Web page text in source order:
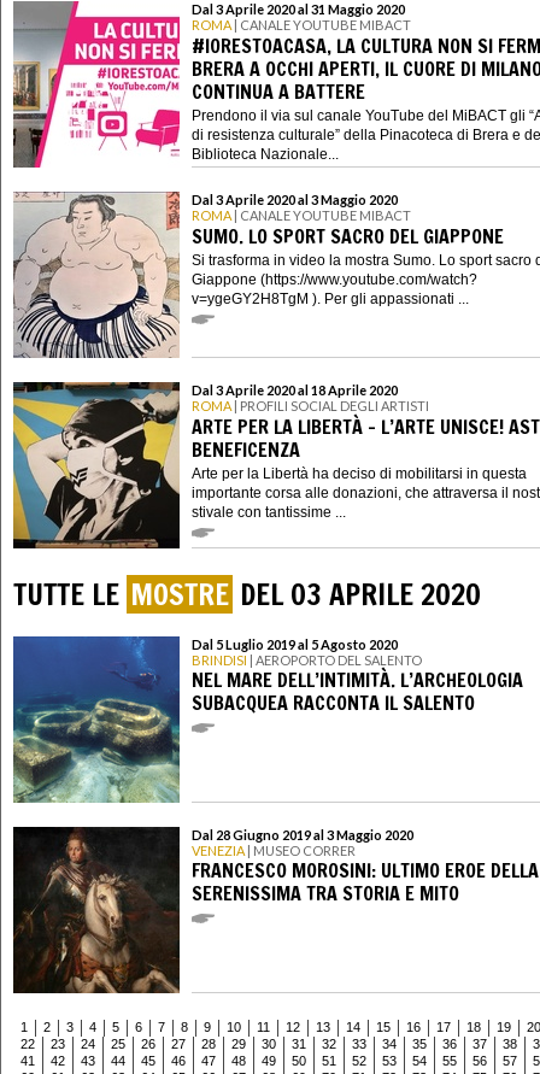
Dal 3 Aprile 2020 al 31 Maggio 2020
ROMA | CANALE YOUTUBE MIBACT
#IORESTOACASA, LA CULTURA NON SI
BRERA A OCCHI APERTI, IL CUORE DI
CONTINUA A BATTERE
Prendono il via sul canale YouTube del MiBACT gli
di resistenza culturale” della Pinacoteca di Brera e
Biblioteca Nazionale...
Dal 3 Aprile 2020 al 3 Maggio 2020
ROMA | CANALE YOUTUBE MIBACT
SUMO. LO SPORT SACRO DEL GIAPPONE
Si trasforma in video la mostra Sumo. Lo sport sacro
Giappone (https://www.youtube.com/watch?
v=ygeGY2H8TgM ). Per gli appassionati ...
Dal 3 Aprile 2020 al 18 Aprile 2020
ROMA | PROFILI SOCIAL DEGLI ARTISTI
ARTE PER LA LIBERTÀ - L’ARTE UNISCE!
BENEFICENZA
Arte per la Libertà ha deciso di mobilitarsi in questa
importante corsa alle donazioni, che attraversa il
stivale con tantissime ...
TUTTE LE MOSTRE DEL 03 APRILE 2020
Dal 5 Luglio 2019 al 5 Agosto 2020
BRINDISI | AEROPORTO DEL SALENTO
NEL MARE DELL’INTIMITÀ. L’ARCHEOLOGIA
SUBACQUEA RACCONTA IL SALENTO
Dal 28 Giugno 2019 al 3 Maggio 2020
VENEZIA | MUSEO CORRER
FRANCESCO MOROSINI: ULTIMO EROE DELLA
SERENISSIMA TRA STORIA E MITO
1 2 3 4 5 6 7 8 9 10 11 12 13 14 15 16 17 18 19
20
22
23 24 25 26 27 28 29 30 31 32 33 34 35 36 37 38
41
42 43 44 45 46 47 48 49 50 51 52 53 54 55 56 57